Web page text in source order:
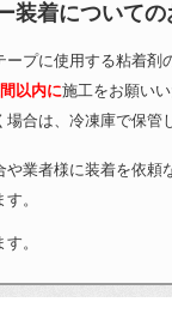
装着についての
プに使用する粘着剤
以内に施工をお願いい
合は、冷凍庫で保管
業者様に装着を依頼
。
。